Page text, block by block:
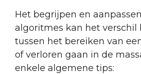
Het begrijpen en
algoritmes kan het verschil
tussen het bereiken van
of verloren gaan in de
enkele algemene tips: